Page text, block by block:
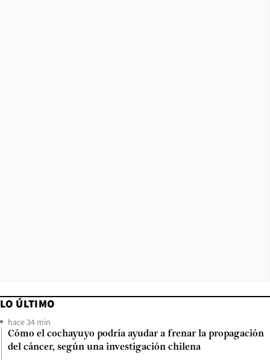
LO ÚLTIMO
hace 34 min
Cómo el cochayuyo podría ayudar a frenar la propagación
del cáncer, según una investigación chilena